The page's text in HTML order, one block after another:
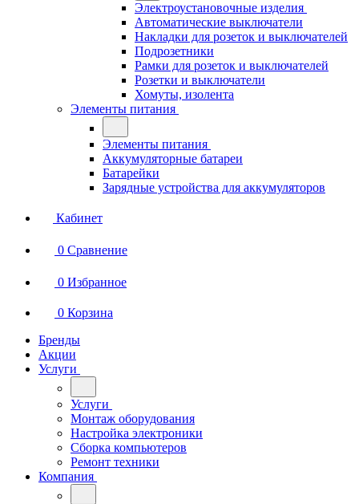
Электроустановочные изделия
Автоматические выключатели
Накладки для розеток и выключателей
Подрозетники
Рамки для розеток и выключателей
Розетки и выключатели
Хомуты, изолента
Элементы питания
Элементы питания
Аккумуляторные батареи
Батарейки
Зарядные устройства для аккумуляторов
Кабинет
0 Сравнение
0 Избранное
0 Корзина
Бренды
Акции
Услуги
Услуги
Монтаж оборудования
Настройка электроники
Сборка компьютеров
Ремонт техники
Компания